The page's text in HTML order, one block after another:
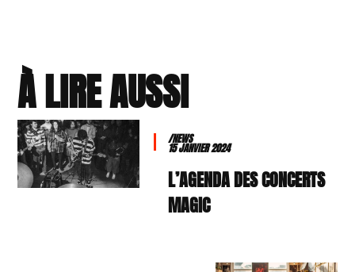
À LIRE AUSSI
/NEWS
15 JANVIER 2024
L’AGENDA DES CONCERTS
MAGIC